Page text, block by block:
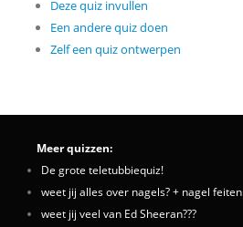
Deze quiz invullen
Een andere quiz doen
Zelf een quiz ontwerpen
Meer quizzen:
De grote teletubbiequiz!
weet jij alles over nagels? + nagel feiten
weet jij veel van Ed Sheeran???